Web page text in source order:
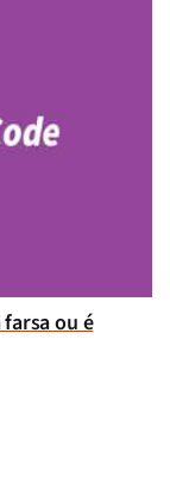
ou é